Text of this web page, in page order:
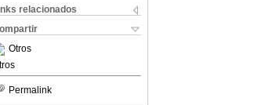
relacionados
Otros
Permalink